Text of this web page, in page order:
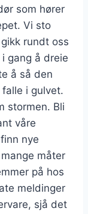
som hører
Vi sto
rundt oss
gang å dreie
å så den
i gulvet.
stormen. Bli
våre
nye
måter
på hos
meldinger
sjå det